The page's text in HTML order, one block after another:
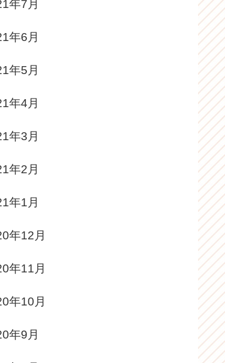
年7月
年6月
年5月
年4月
年3月
年2月
年1月
年12月
年11月
年10月
年9月